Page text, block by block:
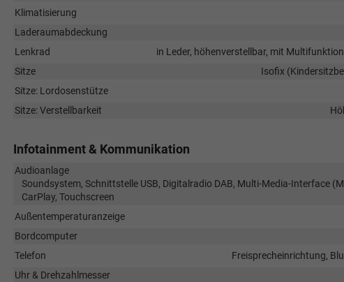
Klimatisierung
Laderaumabdeckung
Lenkrad
in Leder, höhenverstellbar, mit
Sitze
Isofix
Sitze: Lordosenstütze
Sitze: Verstellbarkeit
Infotainment & Kommunikation
Audioanlage
Soundsystem, Schnittstelle USB, Digitalradio DAB, Multi-Media-Interface
CarPlay, Touchscreen
Außentemperaturanzeige
Bordcomputer
Telefon
Freisprecheinrichtung,
Uhr & Drehzahlmesser